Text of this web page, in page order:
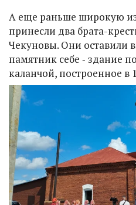
А еще раньше широкую
принесли два брата-
Чекуновы. Они оставили
памятник себе ‑ здание
каланчой, построенное в